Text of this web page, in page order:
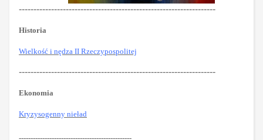
-------------------------------------------------------------------
Historia
Wielkość i nędza II Rzeczypospolitej
-------------------------------------------------------------------
Ekonomia
Kryzysogenny nieład
------------------------------------------------